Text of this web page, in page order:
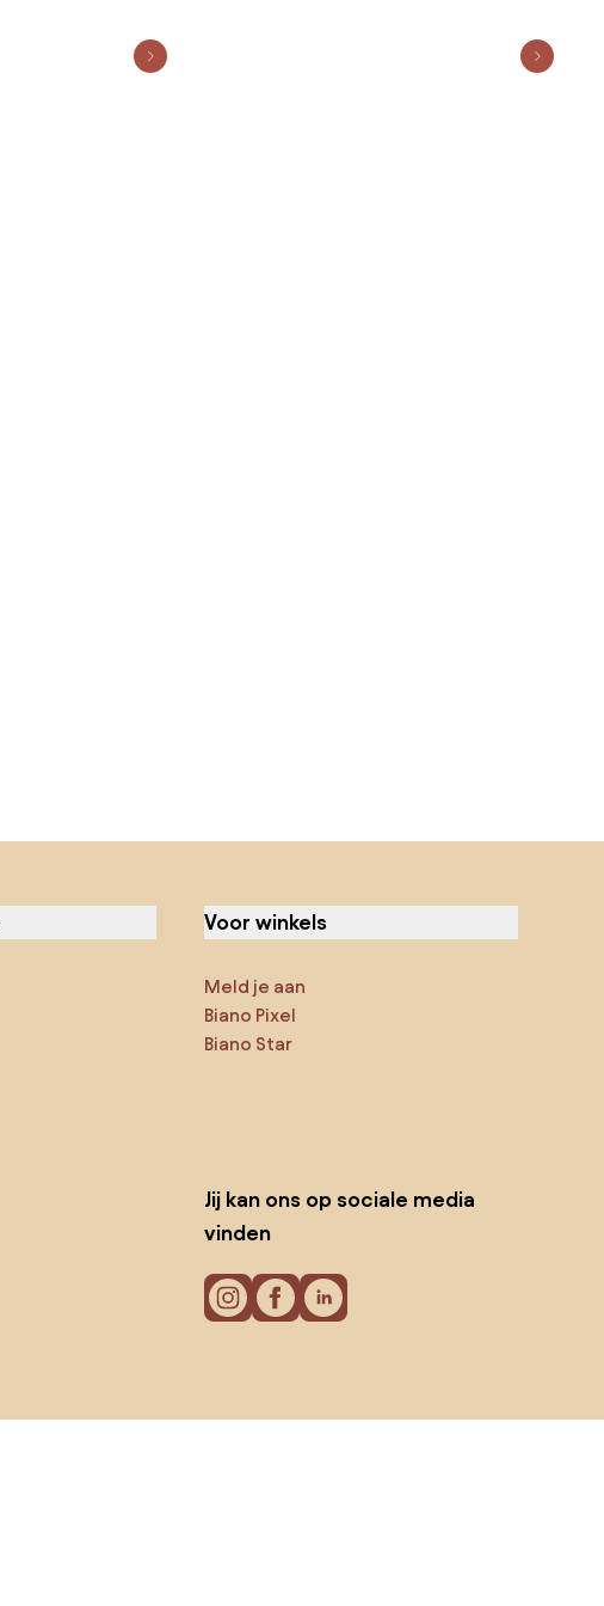
Voor winkels
Meld je aan
Biano Pixel
Biano Star
Jij kan ons op sociale media
vinden